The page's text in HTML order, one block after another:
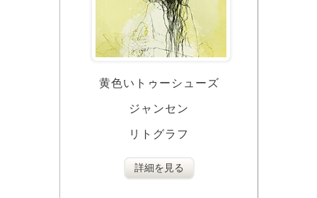
黄色いトゥーシューズ
ジャンセン
リトグラフ
詳細を見る